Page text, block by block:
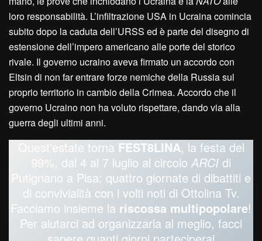
loro responsabilità. L’infiltrazione USA in Ucraina comincia
subito dopo la caduta dell’URSS ed è parte del disegno di
estensione dell’impero americano alle porte del storico
rivale. Il governo ucraino aveva firmato un accordo con
Eltsin di non far entrare forze nemiche della Russia sul
proprio territorio in cambio della Crimea. Accordo che il
governo Ucraino non ha voluto rispettare, dando via alla
guerra degli ultimi anni.
Quest’estate torna FEST8LINA, la festa del
99%, dal 4 al 7 luglio al circolo ARCI di
Putignano a Pisa: quattro giornate di dibattiti e
di convivialità con i volti noti di Ottolina Tv.
Facciamo insieme la riscossa multipopolare!
Per aiutarci ad organizzarla al meglio, facci